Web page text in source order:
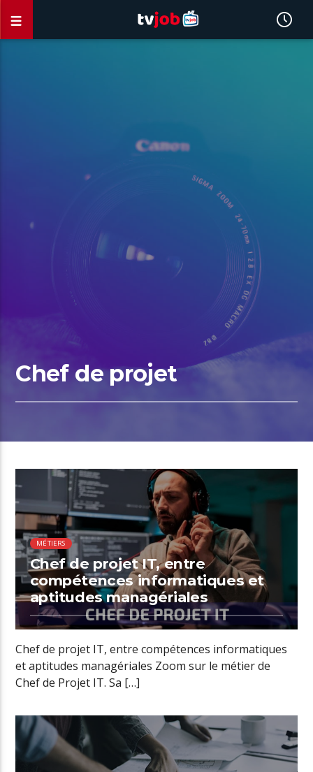
Chef de projet
00:55 READ TIME
MÉTIERS
Chef de projet IT, entre
compétences informatiques et
aptitudes managériales
Chef de projet IT, entre compétences informatiques
et aptitudes managériales Zoom sur le métier de
Chef de Projet IT. Sa […]
01:06 READ TIME